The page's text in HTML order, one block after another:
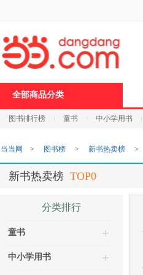
打
开
无
障
页
加
全部商品分类
图书排行榜 童书 中小学用书
当当网 > 图书榜 > 新书热卖榜 >
新书热卖榜 TOP0
分类排行
童书
中小学用书